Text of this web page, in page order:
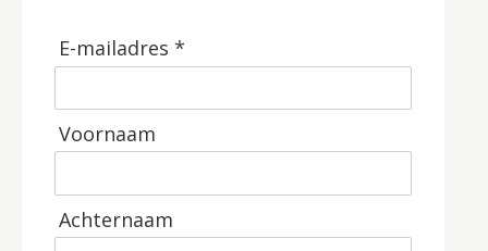
E-mailadres *
Voornaam
Achternaam